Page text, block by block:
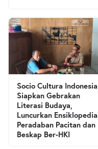
Socio Cultura Indonesia
Siapkan Gebrakan
Literasi Budaya,
Luncurkan Ensiklopedia
Peradaban Pacitan dan
Beskap Ber-HKI